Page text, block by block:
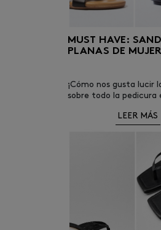
MUST HAVE:
PLANAS DE
¡Cómo nos gusta lucir
sobre todo la pedicura
nuestras preferidas, el
LEER MÁS